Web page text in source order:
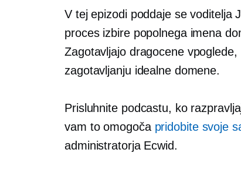
V tej epizodi poddaje se voditelja
proces izbire popolnega imena
Zagotavljajo dragocene
zagotavljanju idealne domene.
Prisluhnite podcastu, ko
vam to omogoča pridobite svoje
administratorja Ecwid.